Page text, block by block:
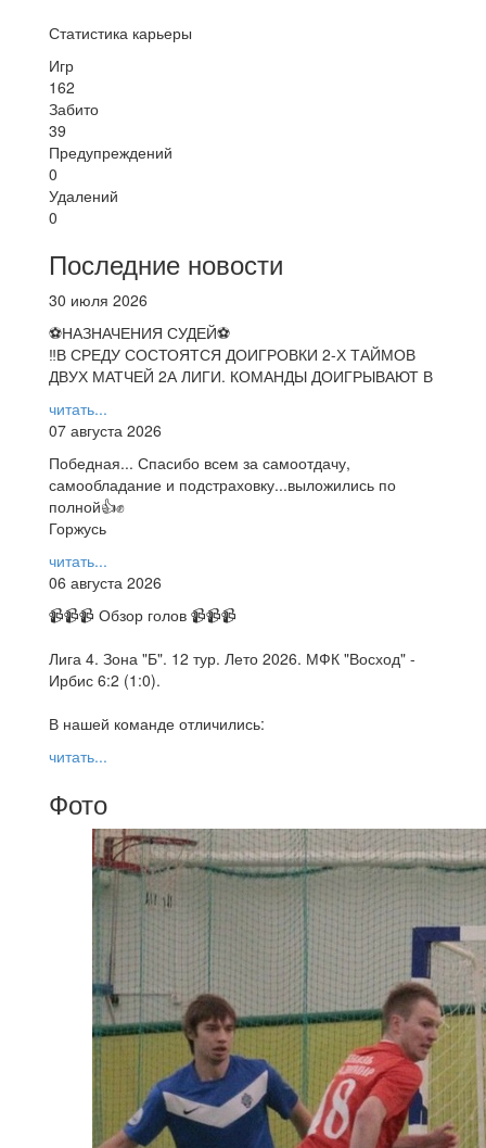
Статистика карьеры
Игр
162
Забито
39
Предупреждений
0
Удалений
0
Последние новости
30 июля 2026
⚽НАЗНАЧЕНИЯ СУДЕЙ⚽
‼В СРЕДУ СОСТОЯТСЯ ДОИГРОВКИ 2-Х ТАЙМОВ
ДВУХ МАТЧЕЙ 2А ЛИГИ. КОМАНДЫ ДОИГРЫВАЮТ В
читать...
07 августа 2026
Победная... Спасибо всем за самоотдачу,
самообладание и подстраховку...выложились по
полной👍✊
Горжусь
читать...
06 августа 2026
📹📹📹 Обзор голов 📹📹📹
Лига 4. Зона "Б". 12 тур. Лето 2026. МФК "Восход" -
Ирбис 6:2 (1:0).
В нашей команде отличились:
читать...
Фото